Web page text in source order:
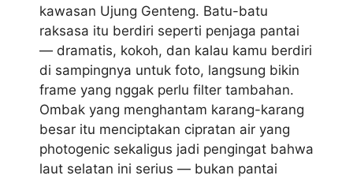
kawasan Ujung Genteng. Batu-batu
raksasa itu berdiri seperti penjaga pantai
— dramatis, kokoh, dan kalau kamu berdiri
di sampingnya untuk foto, langsung bikin
frame yang nggak perlu filter tambahan.
Ombak yang menghantam karang-karang
besar itu menciptakan cipratan air yang
photogenic sekaligus jadi pengingat bahwa
laut selatan ini serius — bukan pantai